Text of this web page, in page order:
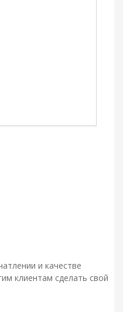
и качестве
клиентам сделать свой